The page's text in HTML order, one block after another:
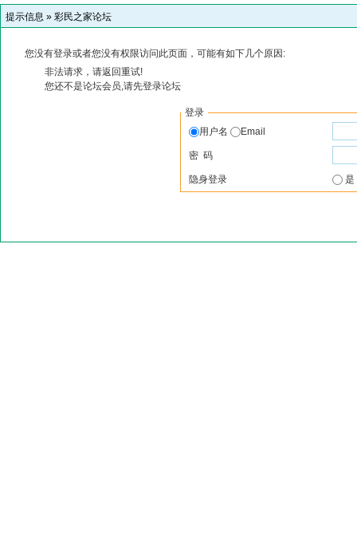
提示信息 » 彩民之家论坛
您没有登录或者您没有权限访问此页面，可能有如下几个原因:
非法请求，请返回重试!
您还不是论坛会员,请先登录论坛
登录
用户名
Email
密 码
隐身登录